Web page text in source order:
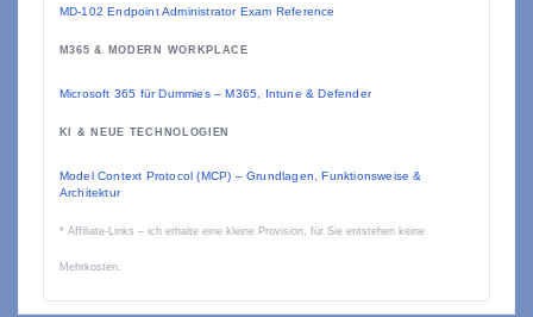
MD-102 Endpoint Administrator Exam Reference
M365 & MODERN WORKPLACE
Microsoft 365 für Dummies – M365, Intune & Defender
KI & NEUE TECHNOLOGIEN
Model Context Protocol (MCP) – Grundlagen, Funktionsweise &
Architektur
* Affiliate-Links – ich erhalte eine kleine Provision, für Sie entstehen keine
Mehrkosten.